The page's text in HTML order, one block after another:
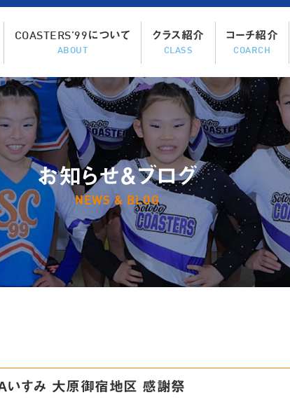
COASTERS’99について
ABOUT
クラス紹介
CLASS
コーチ紹介
COARCH
お知らせ＆ブログ
NEWS & BLOG
いすみ 大原御宿地区 感謝祭